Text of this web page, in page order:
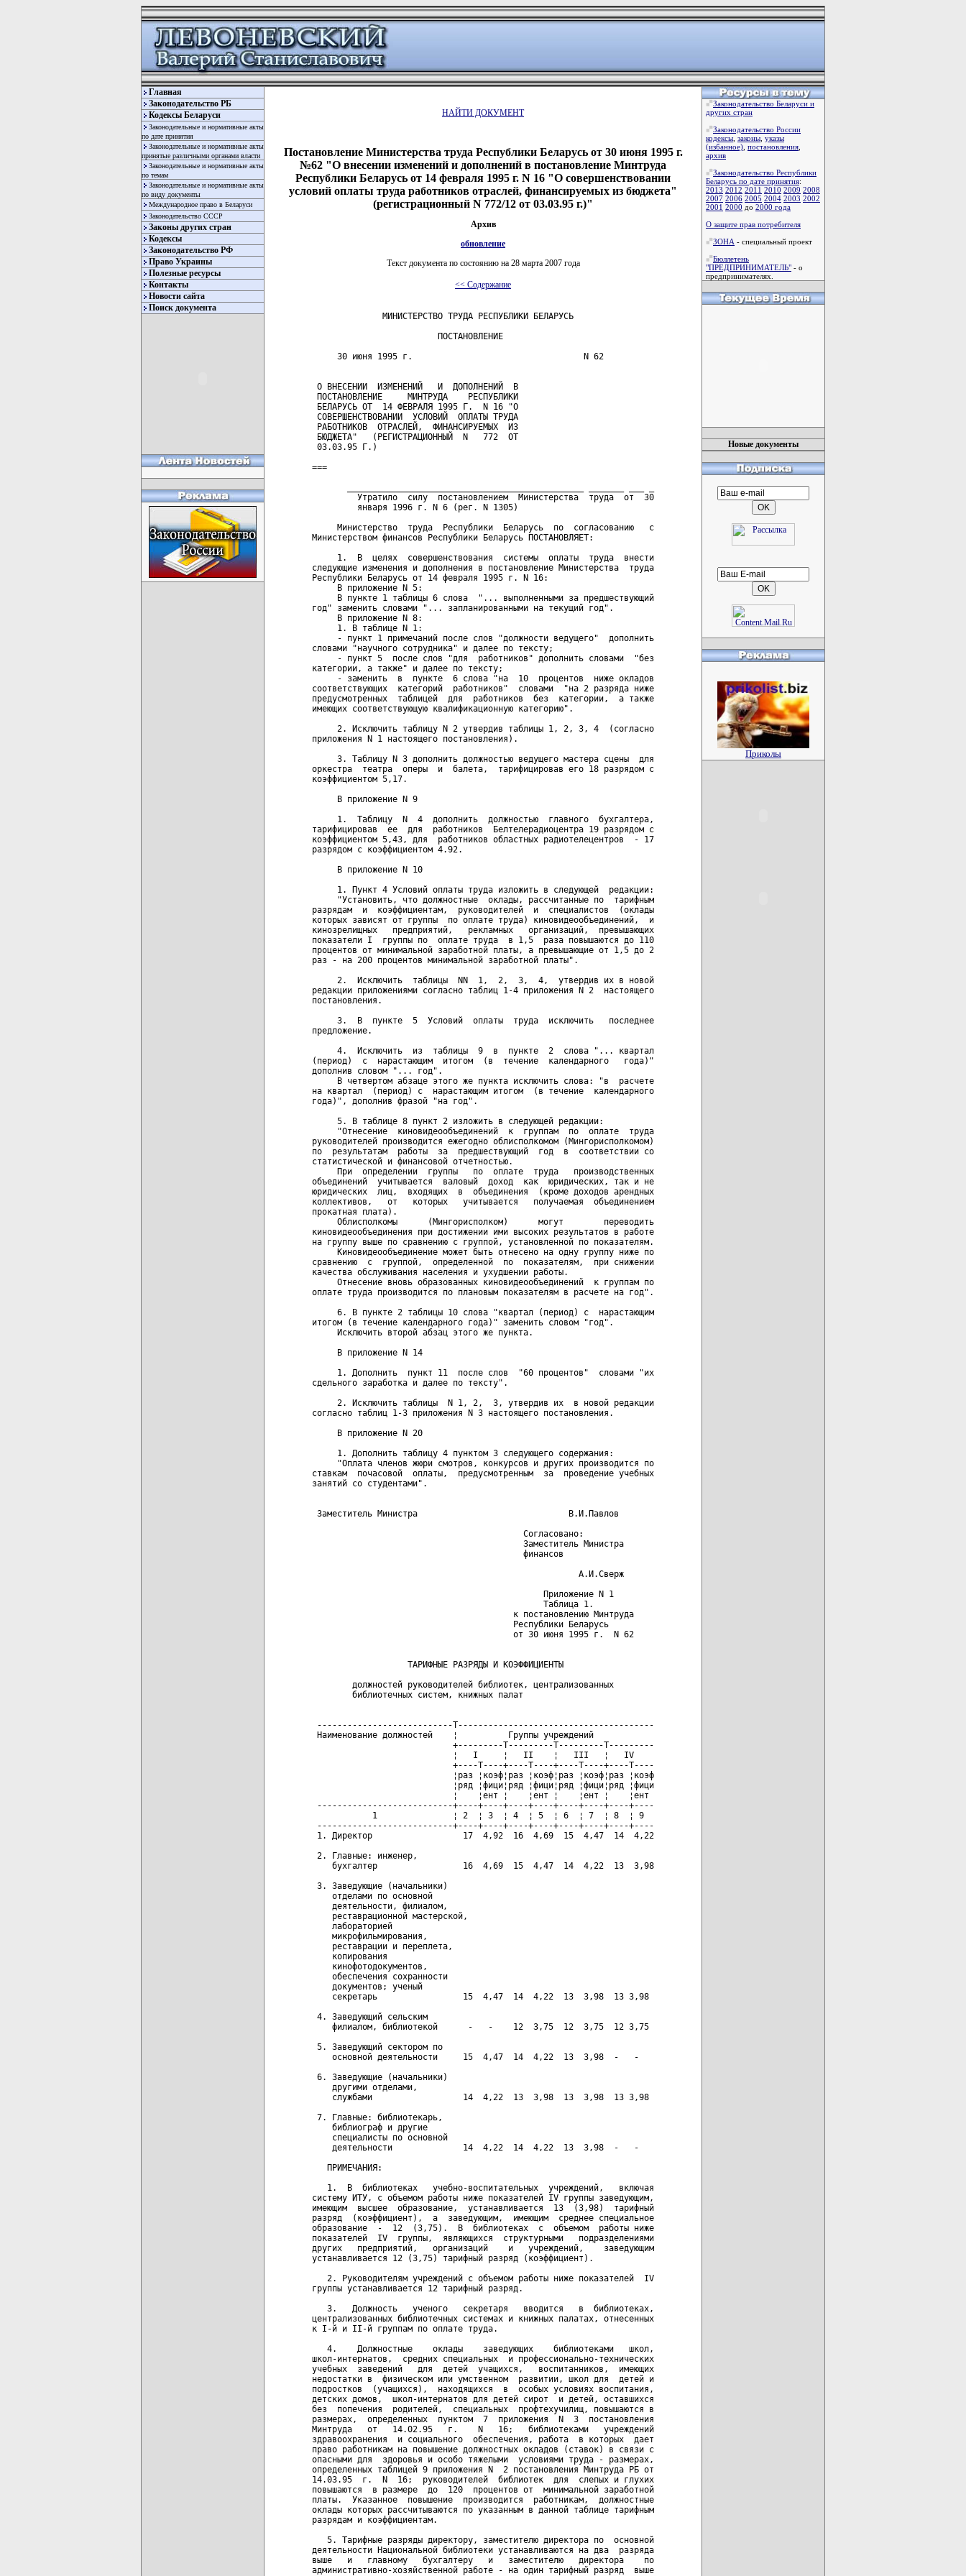
Главная
Законодательство РБ
Кодексы Беларуси
Законодательные и нормативные акты
по дате принятия
Законодательные и нормативные акты
принятые различными органами власти
Законодательные и нормативные акты
по темам
Законодательные и нормативные акты
по виду документы
Международное право в Беларуси
Законодательство СССР
Законы других стран
Кодексы
Законодательство РФ
Право Украины
Полезные ресурсы
Контакты
Новости сайта
Поиск документа
НАЙТИ ДОКУМЕНТ
Постановление Министерства труда Республики Беларусь от 30 июня 1995 г.
№62 "О внесении изменений и дополнений в постановление Минтруда
Республики Беларусь от 14 февраля 1995 г. N 16 "О совершенствовании
условий оплаты труда работников отраслей, финансируемых из бюджета"
(регистрационный N 772/12 от 03.03.95 г.)"
Архив
обновление
Текст документа по состоянию на 28 марта 2007 года
<< Содержание
Законодательство Беларуси и
других стран
Законодательство России
кодексы законы указы
(избанное) постановления
архив
Законодательство Республики
Беларусь по дате принятия:
2013 2012 2011 2010 2009 2008
2007 2006 2005 2004 2003 2002
2001 2000 до 2000 года
О защите прав потребителя
ЗОНА - специальный проект
Бюллетень
"ПРЕДПРИНИМАТЕЛЬ" - о
предпринимателях.
Новые документы
Приколы